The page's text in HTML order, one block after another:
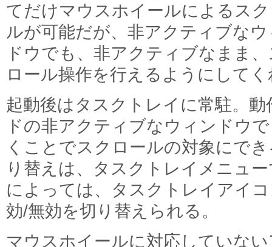
てだけマウスホイールによるス
ルが可能だが、非アクティブな
ドウでも、非アクティブなまま
ロール操作を行えるようにして
起動後はタスクトレイに常駐。
ドの非アクティブなウィンドウ
くことでスクロールの対象にで
り替えは、タスクトレイメニュ
によっては、タスクトレイアイ
効/無効を切り替えられる。
マウスホイールに対応していな